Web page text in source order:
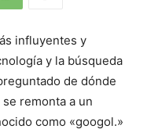
influyentes y
y la búsqueda
de dónde
remonta a un
como «googol.»